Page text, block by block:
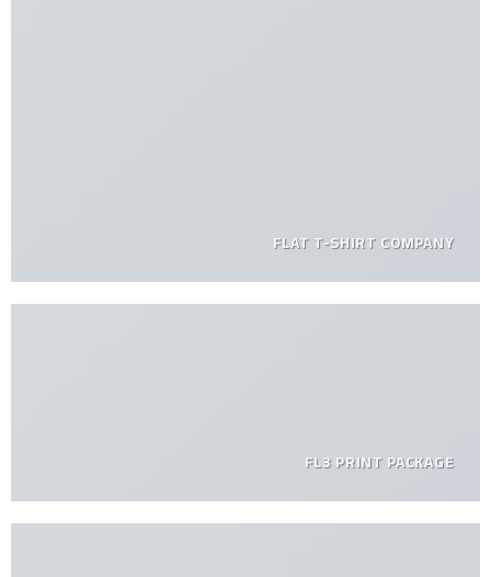
FLAT T-SHIRT COMPANY
FL3 PRINT PACKAGE